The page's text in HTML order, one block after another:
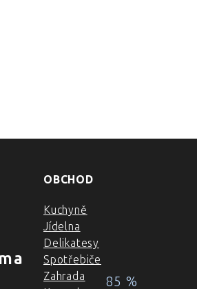
85 %
OBCHOD
Kuchyně
Jídelna
Delikatesy
Spotřebiče
Zahrada